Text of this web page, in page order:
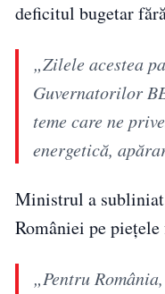
deficitul bugetar
„Zilele acestea
Guvernatorilor
teme care ne
energetică,
Ministrul a
României pe
„Pentru